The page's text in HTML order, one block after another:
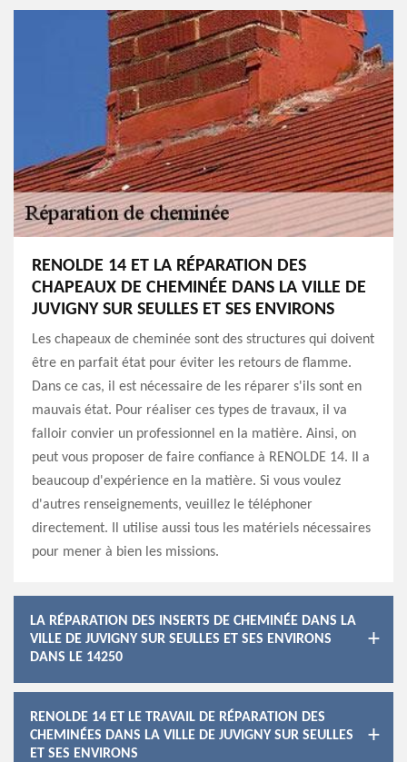
RENOLDE 14 ET LA RÉPARATION DES
CHAPEAUX DE CHEMINÉE DANS LA VILLE DE
JUVIGNY SUR SEULLES ET SES ENVIRONS
Les chapeaux de cheminée sont des structures qui doivent
être en parfait état pour éviter les retours de flamme.
Dans ce cas, il est nécessaire de les réparer s'ils sont en
mauvais état. Pour réaliser ces types de travaux, il va
falloir convier un professionnel en la matière. Ainsi, on
peut vous proposer de faire confiance à RENOLDE 14. Il a
beaucoup d'expérience en la matière. Si vous voulez
d'autres renseignements, veuillez le téléphoner
directement. Il utilise aussi tous les matériels nécessaires
pour mener à bien les missions.
LA RÉPARATION DES INSERTS DE CHEMINÉE DANS LA
VILLE DE JUVIGNY SUR SEULLES ET SES ENVIRONS
DANS LE 14250
RENOLDE 14 ET LE TRAVAIL DE RÉPARATION DES
CHEMINÉES DANS LA VILLE DE JUVIGNY SUR SEULLES
ET SES ENVIRONS